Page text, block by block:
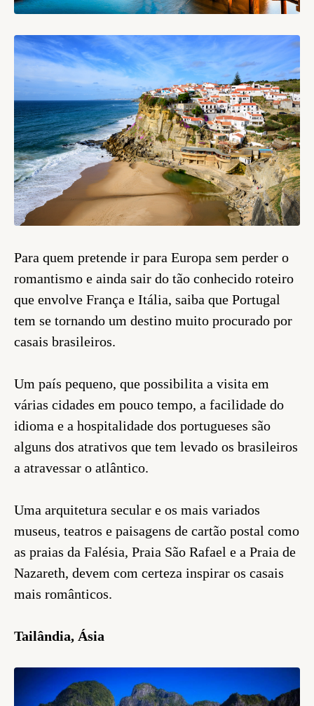
Para quem pretende ir para Europa sem perder o
romantismo e ainda sair do tão conhecido roteiro
que envolve França e Itália, saiba que Portugal
tem se tornando um destino muito procurado por
casais brasileiros.
Um país pequeno, que possibilita a visita em
várias cidades em pouco tempo, a facilidade do
idioma e a hospitalidade dos portugueses são
alguns dos atrativos que tem levado os brasileiros
a atravessar o atlântico.
Uma arquitetura secular e os mais variados
museus, teatros e paisagens de cartão postal como
as praias da Falésia, Praia São Rafael e a Praia de
Nazareth, devem com certeza inspirar os casais
mais românticos.
Tailândia, Ásia